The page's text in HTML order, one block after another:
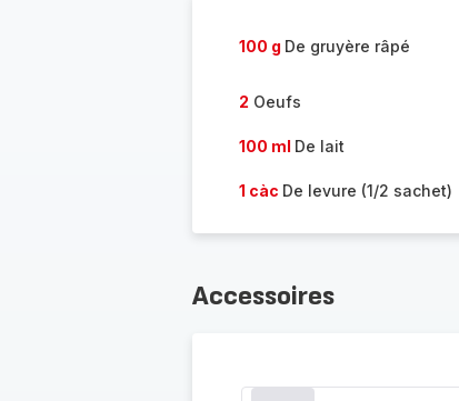
100 g De gruyère râpé
2 Oeufs
100 ml De lait
1 càc De levure (1/2 sachet)
Accessoires